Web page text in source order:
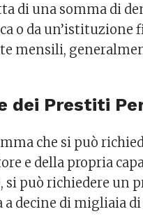
di una somma di
o da un’istituzione
mensili,
dei Prestiti
che si può
e della propria
si può richiedere un
decine di migliaia di